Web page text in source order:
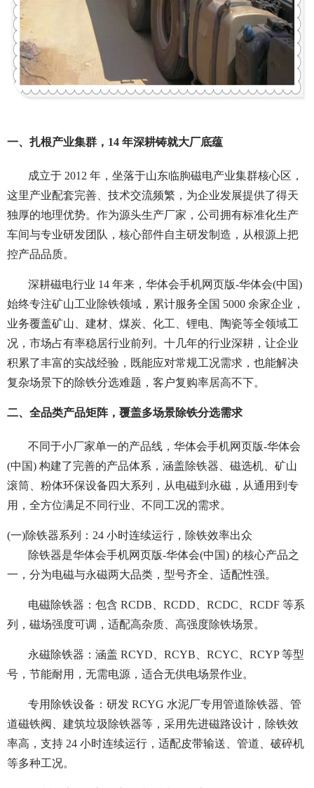
一、扎根产业集群，14 年深耕铸就大厂底蕴
成立于 2012 年，坐落于山东临朐磁电产业集群核心区，
这里产业配套完善、技术交流频繁，为企业发展提供了得天
独厚的地理优势。作为源头生产厂家，公司拥有标准化生产
车间与专业研发团队，核心部件自主研发制造，从根源上把
控产品品质。
深耕磁电行业 14 年来，华体会手机网页版-华体会(中国)
始终专注矿山工业除铁领域，累计服务全国 5000 余家企业，
业务覆盖矿山、建材、煤炭、化工、锂电、陶瓷等全领域工
况，市场占有率稳居行业前列。十几年的行业深耕，让企业
积累了丰富的实战经验，既能应对常规工况需求，也能解决
复杂场景下的除铁分选难题，客户复购率居高不下。
二、全品类产品矩阵，覆盖多场景除铁分选需求
不同于小厂家单一的产品线，华体会手机网页版-华体会
(中国) 构建了完善的产品体系，涵盖除铁器、磁选机、矿山
滚筒、粉体环保设备四大系列，从电磁到永磁，从通用到专
用，全方位满足不同行业、不同工况的需求。
(一)除铁器系列：24 小时连续运行，除铁效率出众
除铁器是华体会手机网页版-华体会(中国) 的核心产品之
一，分为电磁与永磁两大品类，型号齐全、适配性强。
电磁除铁器：包含 RCDB、RCDD、RCDC、RCDF 等系
列，磁场强度可调，适配高杂质、高强度除铁场景。
永磁除铁器：涵盖 RCYD、RCYB、RCYC、RCYP 等型
号，节能耐用，无需电源，适合无供电场景作业。
专用除铁设备：研发 RCYG 水泥厂专用管道除铁器、管
道磁铁阀、建筑垃圾除铁器等，采用先进磁路设计，除铁效
率高，支持 24 小时连续运行，适配皮带输送、管道、破碎机
等多种工况。